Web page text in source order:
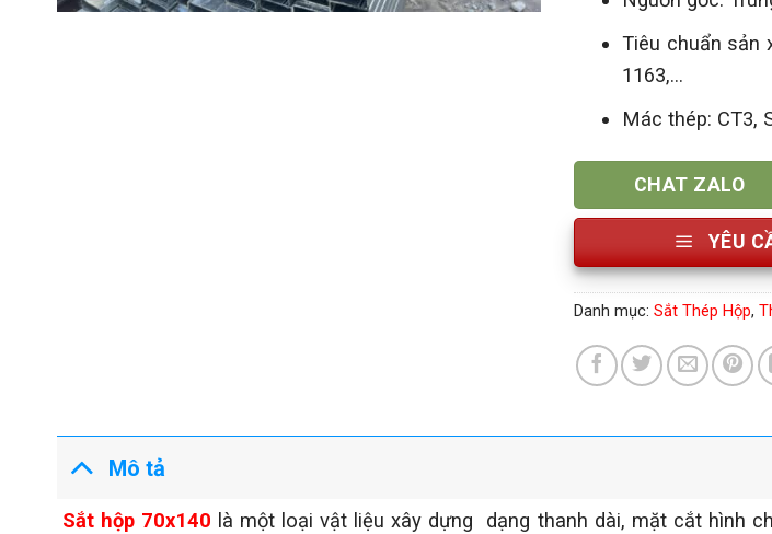
Tiêu chuẩn sản
1163,...
Mác thép: CT3,
CHAT ZALO
YÊU
Danh mục: Sắt Thép Hộp,
Mô tả
Sắt hộp 70x140 là một loại vật liệu xây dựng dạng thanh dài, mặt cắt hình